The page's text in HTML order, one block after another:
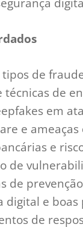
de
técnicas de
em
e
e
de
de
digital e
de